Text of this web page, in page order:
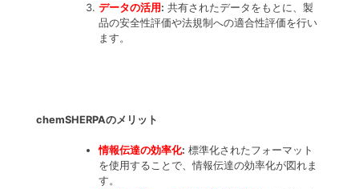
データの活用 : 共有されたデータをもとに、製
品の安全性評価や法規制への適合性評価を行い
ます。
chemSHERPAのメリット
情報伝達の効率化: 標準化されたフォーマット
を使用することで、情報伝達の効率化が図れま
す。